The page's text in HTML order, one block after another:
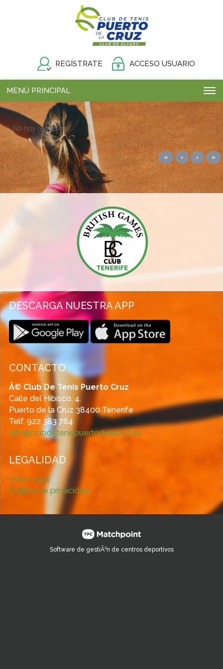
REGÍSTRATE ACCESO USUARIO
MENÚ PRINCIPAL
No hay registros
« ‹ › »
DESCARGA NUESTRA APP
CONTACTO
Â© Club De Tenis Puerto Cruz
Calle del Hibisco, 4.
Puerto de la Cruz 38400 Tenerife
Telf. 922 383 784
info@clubdetenispuertodelacruz.es
LEGALIDAD
Aviso legal
Política de privacidad
Software de gestiÃ³n de centros deportivos